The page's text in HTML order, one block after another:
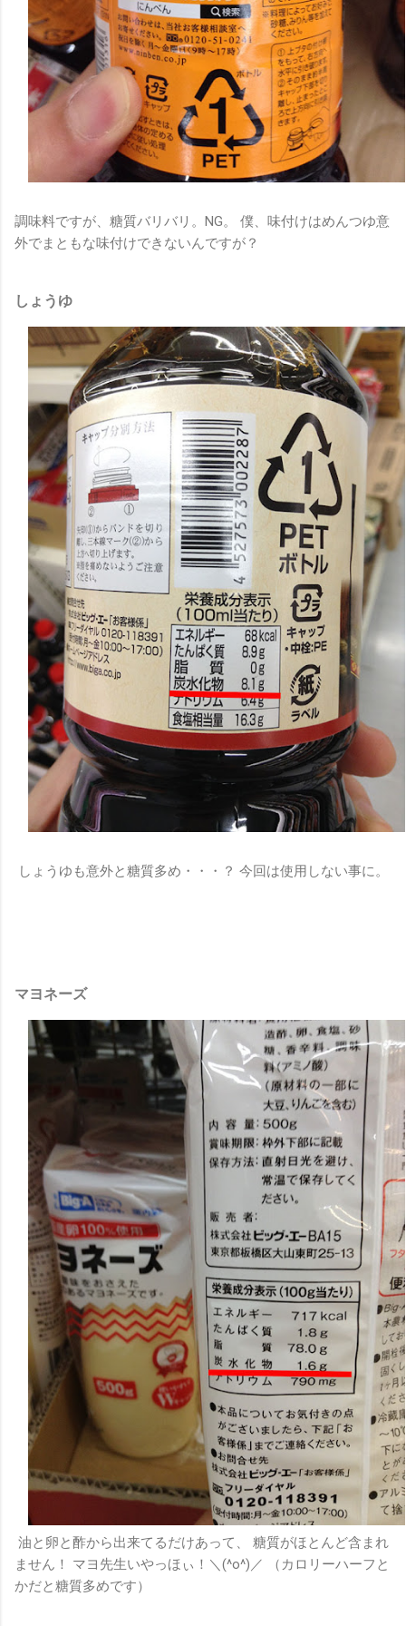
調味料ですが、糖質バリバリ。NG。 僕、味付けはめんつゆ意
外でまともな味付けできないんですが？
しょうゆ
しょうゆも意外と糖質多め・・・？ 今回は使用しない事に。
マヨネーズ
油と卵と酢から出来てるだけあって、 糖質がほとんど含まれ
ません！ マヨ先生いやっほぃ！＼(^o^)／ （カロリーハーフと
かだと糖質多めです）